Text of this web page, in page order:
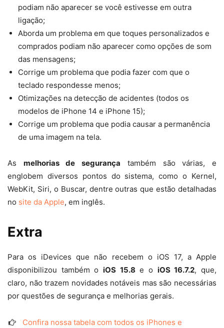
podiam não aparecer se você estivesse em outra
ligação;
Aborda um problema em que toques personalizados e
comprados podiam não aparecer como opções de som
das mensagens;
Corrige um problema que podia fazer com que o
teclado respondesse menos;
Otimizações na detecção de acidentes (todos os
modelos de iPhone 14 e iPhone 15);
Corrige um problema que podia causar a permanência
de uma imagem na tela.
As melhorias de segurança também são várias, e
englobem diversos pontos do sistema, como o Kernel,
WebKit, Siri, o Buscar, dentre outras que estão detalhadas
no site da Apple, em inglês.
Extra
Para os iDevices que não recebem o iOS 17, a Apple
disponibilizou também o iOS 15.8 e o iOS 16.7.2, que,
claro, não trazem novidades notáveis mas são necessárias
por questões de segurança e melhorias gerais.
Confira nossa tabela com todos os iPhones e